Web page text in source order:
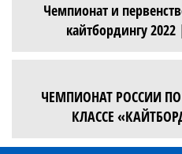
Чемпионат и
кайтбордингу
ЧЕМПИОНАТ РОССИИ
КЛАССЕ